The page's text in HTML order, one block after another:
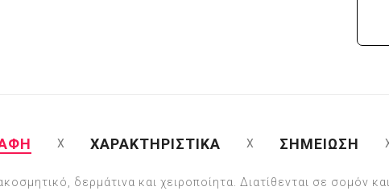
ΧΑΡΑΚΤΗΡΙΣΤΙΚΑ ΣΗΜΕΙΩΣΗ
δερμάτινα και χειροποίητα. Διατίθενται σε σομόν